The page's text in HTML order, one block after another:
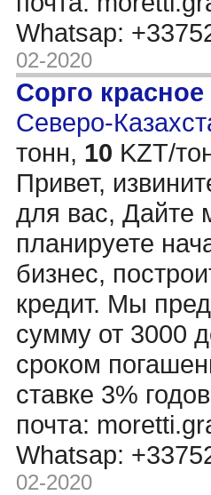
Whatsap:
02-2020
Сорго красное
Северо-
тонн, 10 KZT/
Привет,
для вас, Дайте
планируете
бизнес,
кредит. Мы
сумму от 3000
сроком
ставке 3%
почта:
Whatsap:
02-2020